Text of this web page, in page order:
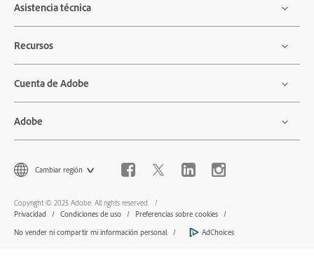
Asistencia técnica
Recursos
Cuenta de Adobe
Adobe
Cambiar región
Copyright © 2025 Adobe. All rights reserved.
Privacidad
Condiciones de uso
Preferencias sobre cookies
No vender ni compartir mi información personal
AdChoices